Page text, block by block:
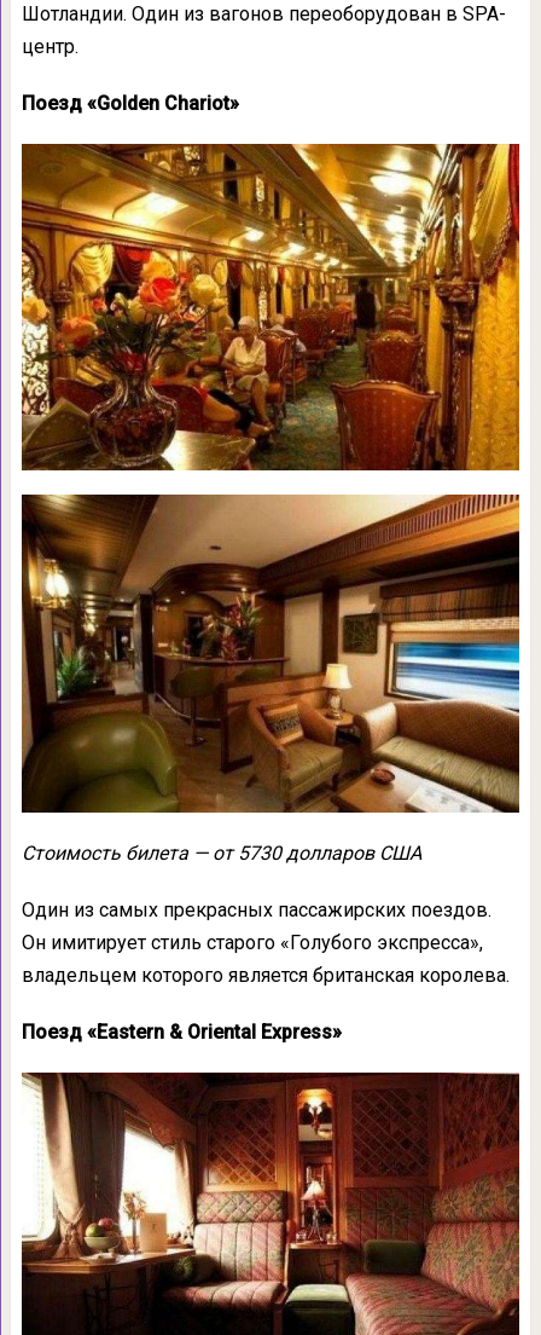
Шотландии. Один из вагонов переоборудован в SPA-
центр.
Поезд «Golden Chariot»
Стоимость билета — от 5730 долларов США
Один из самых прекрасных пассажирских поездов.
Он имитирует стиль старого «Голубого экспресса»,
владельцем которого является британская королева.
Поезд «Eastern & Oriental Express»